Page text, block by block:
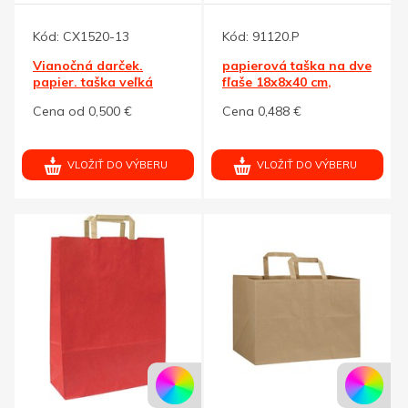
Kód: CX1520-13
Vianočná darček.
papier. taška veľká
Cena od 0,500 €
VLOŽIŤ DO VÝBERU
Kód: 91120.P
papierová taška na dve
fľaše 18x8x40 cm,
Cena 0,488 €
VLOŽIŤ DO VÝBERU